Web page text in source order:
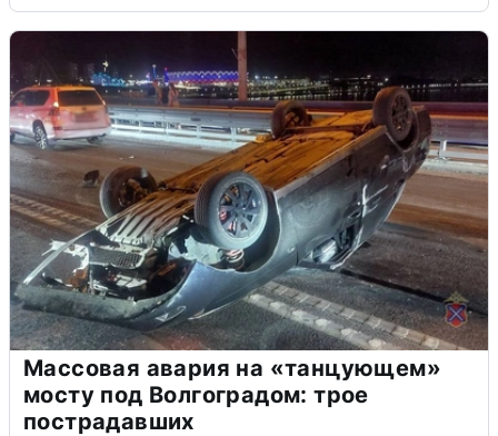
Массовая авария на «танцующем»
мосту под Волгоградом: трое
пострадавших